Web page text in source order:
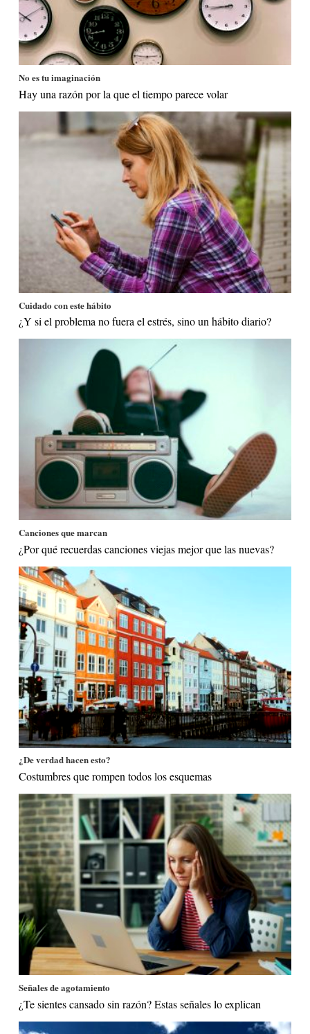
No es tu imaginación
Hay una razón por la que el tiempo parece volar
Cuidado con este hábito
¿Y si el problema no fuera el estrés, sino un hábito diario?
Canciones que marcan
¿Por qué recuerdas canciones viejas mejor que las nuevas?
¿De verdad hacen esto?
Costumbres que rompen todos los esquemas
Señales de agotamiento
¿Te sientes cansado sin razón? Estas señales lo explican